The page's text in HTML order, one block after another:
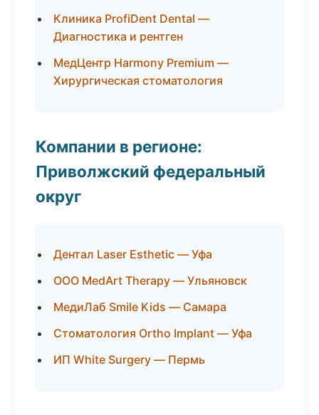
Клиника ProfiDent Dental —
Диагностика и рентген
МедЦентр Harmony Premium —
Хирургическая стоматология
Компании в регионе:
Приволжский федеральный
округ
Дентал Laser Esthetic — Уфа
ООО MedArt Therapy — Ульяновск
МедиЛаб Smile Kids — Самара
Стоматология Ortho Implant — Уфа
ИП White Surgery — Пермь